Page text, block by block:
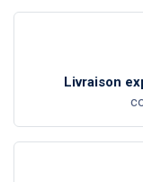
Livraison